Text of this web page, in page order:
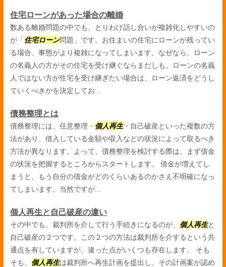
住宅ローンがあった場合の離婚
数ある離婚問題の中でも、とりわけ話し合いが複雑化しやすいの
が「 住宅ローン問題」です。お住まいの住宅にローンが残ってい
る場合、事態がより複雑になってしまいます。なぜなら、ローン
の名義人の方がその住宅を受け継ぐならまだしも、ローンの名義
人ではない方が住宅を受け継ぎたい場合は、ローン返済をどうし
ていくべきかを決定してお...
債務整理とは
債務整理には、任意整理・ 個人再生・自己破産といった複数の方
法があり、借入している金額や収入などの状況によって取るべき
方法が異なります。よって、債務整理を検討する際は、まず借金
の状況を把握するところからスタートします。 借金が増えてし
まうと、もう自分の借金がどのくらいあるのかさえ不明確になっ
てしまいます。当然ですが...
個人再生と自己破産の違い
その中でも、裁判所を介して行う手続きになるのが、 個人再生と
自己破産の２つです。この２つの方法は裁判所を介するという共
通点を有していますが、違った点がいくつも存在します。 そも
そも、 個人再生は裁判所へ再生計画を提出し、その計画案が認め